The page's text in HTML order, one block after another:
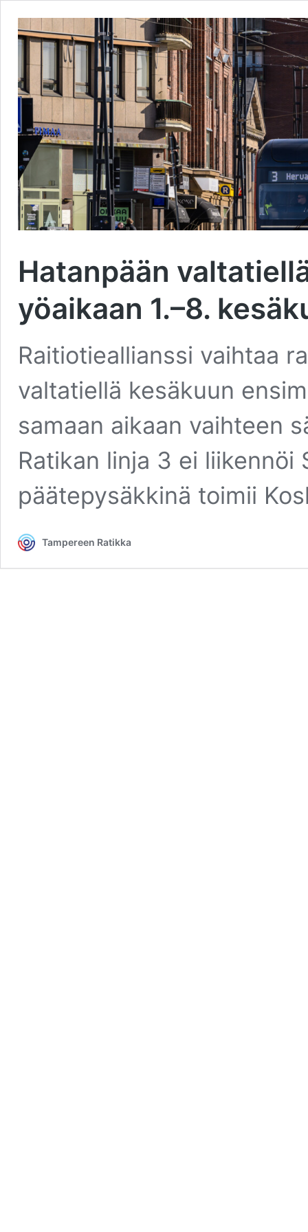
Hatanpään
yöaikaan 1.–8.
Raitiotieallianssi vaihtaa
valtatiellä kesäkuun
samaan aikaan vaihteen
Ratikan linja 3 ei liikennöi
päätepysäkkinä toimii
Tampereen Ratikka